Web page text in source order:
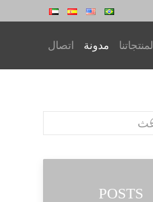
مدونة اتصال
POSTS